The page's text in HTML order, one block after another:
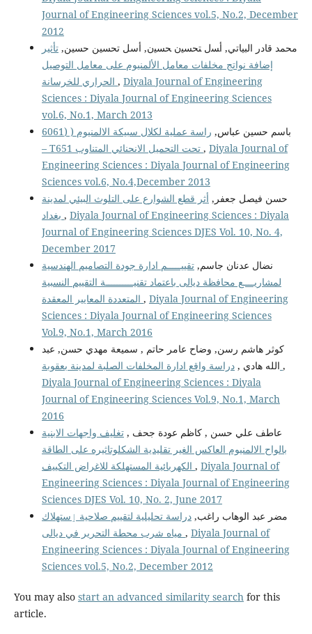
Journal of Engineering Sciences vol.5, No.2, December
2012
محمد قادر البیاتي, أﺴل ﺘﺤﺴﯿن ﺤﺴﯿن, أسل تحسین حسین,تأثير
إضافة نواتج مخلفات معامل الألمنيوم على معامل التوصيل
, Diyala Journal of Engineering
Sciences : Diyala Journal of Engineering Sciences
vol.6, No.1, March 2013
ﺑﺎﺳﻢ ﺣﺴﯿﻦ ﻋﺒﺎس,
راسة عملية لكلال سبيكة الالمنيوم ( (6061
– T651 تحت التحميل الانحنائي المتناوب , Diyala Journal of
Engineering Sciences : Diyala Journal of Engineering
Sciences vol.6, No.4,December 2013
حسن فيصل جعفر, أثر قطع الشوارع على التلوث البيئي لمدينة
, Diyala Journal of Engineering Sciences : Diyala
Journal of Engineering Sciences DJES Vol. 10, No. 4,
December 2017
نضال عدنان جاسم,تقييـــــم ادارة جودة التصاميم الهندسية
لمشاريــــع محافظة ديالى باعتماد تقنيــــــــــة التقييم النسبية
, Diyala Journal of Engineering
Sciences : Diyala Journal of Engineering Sciences
Vol.9, No.1, March 2016
كوثر هاشم رسن, وضاح عامر حاتم , سميعة مهدي حسن, عبد
الله هادي , ,
Diyala Journal of Engineering Sciences : Diyala
Journal of Engineering Sciences Vol.9, No.1, March
2016
عاطف علي حسن , كاظم عودة جحف ,تغليف واجهات الابنية
بالواح الالمنيوم العاكس الغير تقليدية الشكلوتاثيره على الطاقة
, Diyala Journal of
Engineering Sciences : Diyala Journal of Engineering
Sciences DJES Vol. 10, No. 2, June 2017
مضر عبد الوهاب راغب,دراسة تحليلية لتقييم صلاحية ٳستهلاك
, Diyala Journal of
Engineering Sciences : Diyala Journal of Engineering
Sciences vol.5, No.2, December 2012
You may also start an advanced similarity searchfor this
article.